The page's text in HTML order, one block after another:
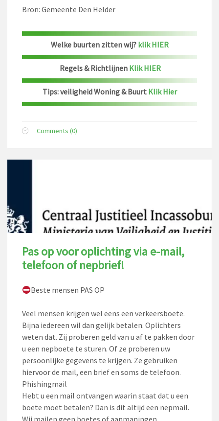
Bron: Gemeente Den Helder
Welke buurten zitten wij? klik HIER
Regels & Richtlijnen Klik HIER
Tips: veiligheid Woning & Buurt Klik Hier
Comments (0)
Pas op voor oplichting via e-mail,
telefoon of nepbrief!
Beste mensen PAS OP
Veel mensen krijgen wel eens een verkeersboete.
Bijna iedereen wil dan gelijk betalen. Oplichters
weten dat. Zij proberen geld van u af te pakken door
u een nepboete te sturen. Of ze proberen uw
persoonlijke gegevens te krijgen. Ze gebruiken
hiervoor de mail, een brief en soms de telefoon.
Phishingmail
Hebt u een mail ontvangen waarin staat dat u een
boete moet betalen? Dan is dit altijd een nepmail.
Wij mailen geen boetes of aanmaningen.